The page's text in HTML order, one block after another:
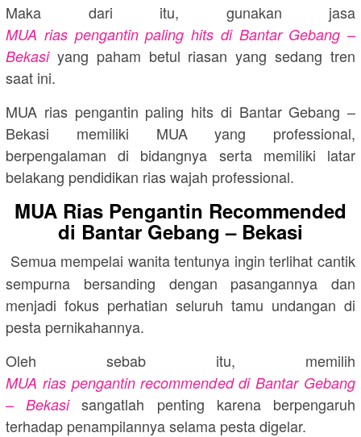
Maka dari itu, gunakan jasa
MUA rias pengantin paling hits di Bantar Gebang –
Bekasiyang paham betul riasan yang sedang tren
saat ini.
MUA rias pengantin paling hits di Bantar Gebang –
Bekasi memiliki MUA yang professional,
berpengalaman di bidangnya serta memiliki latar
belakang pendidikan rias wajah professional.
MUA Rias Pengantin Recommended
di Bantar Gebang – Bekasi
Semua mempelai wanita tentunya ingin terlihat cantik
sempurna bersanding dengan pasangannya dan
menjadi fokus perhatian seluruh tamu undangan di
pesta pernikahannya.
Oleh sebab itu, memilih
MUA rias pengantin recommended di Bantar Gebang
– Bekasisangatlah penting karena berpengaruh
terhadap penampilannya selama pesta digelar.